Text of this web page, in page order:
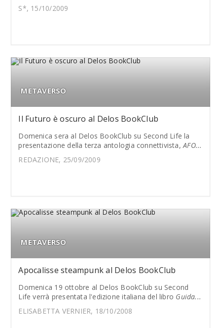
S*, 15/10/2009
METAVERSO
Il Futuro è oscuro al Delos BookClub
Domenica sera al Delos BookClub su Second Life la
presentazione della terza antologia connettivista,AFO...
REDAZIONE, 25/09/2009
METAVERSO
Apocalisse steampunk al Delos BookClub
Domenica 19 ottobre al Delos BookClub su Second
Life verrà presentata l'edizione italiana del libro Guida...
ELISABETTA VERNIER, 18/10/2008